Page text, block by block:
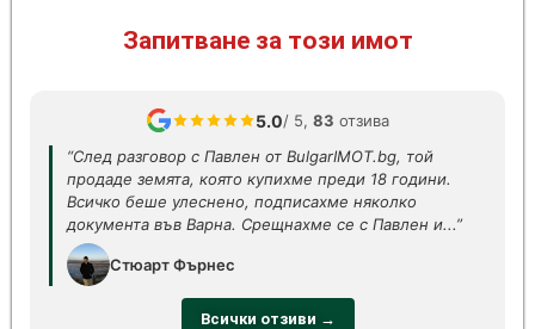
Запитване за този имот
5.0/ 5, 83 отзива
“След разговор с Павлен от BulgarIMOT.bg, той
продаде земята, която купихме преди 18 години.
Всичко беше улеснено, подписахме няколко
документа във Варна. Срещнахме се с Павлен и...”
Стюарт Фърнес
Всички отзиви →